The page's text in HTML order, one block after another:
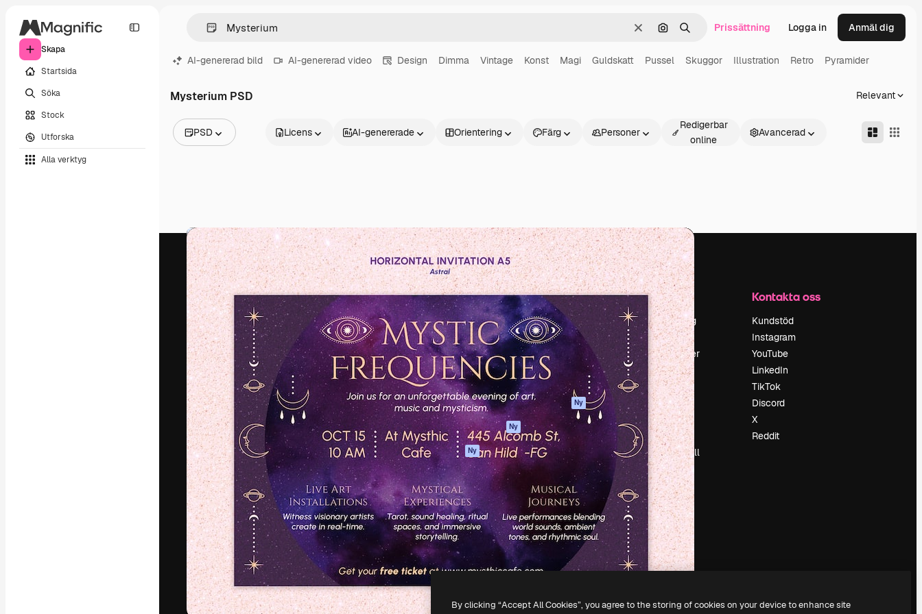
Skapa
Startsida
Söka
Stock
Utforska
Alla verktyg
RensaSök efter bild
Söka Prissättning Logga in Anmäl dig
AI-genererad bild AI-genererad video Design Dimma Vintage Konst Magi Guldskatt Pussel Skuggor Illustration Retro Pyramider
Mysterium PSD Relevant
PSD
Videor
Filmmaterial
Rörlig grafik
Videomallar
Ikoner
3D-modeller
Teckensnitt
Licens AI-genererade Orientering Färg Personer
Redigerbar
online
Avancerad
Den kreativa plattformen för att förverkliga
ditt bästa arbete. Mer än 1 miljon
prenumeranter bland kreatörer, företag,
byråer och studior.
Svenska
Produkter
Spaces
AI-assistent
AI-bildgenerator
AI-videogenerator
AI-röstgenerator
Stock-innehåll
MCP för
Claude/ChatGPT
Ny
Agenter Ny
API
Mobilapp
Alla Magnific-
verktyg
Kom igång
Academy
Dokumentation
Support
Användarvillkor
Integritetspolicy
Original
Ny
Cookies policy
Förtroendecenter
Affiliates
Företag
Prissättning
Om oss
Recensioner
Karriär
Söktrender
Blogg
Händelser
Slidesgo
Sälj innehåll
Pressrum
Söker efter
magnific.ai
Kontakta oss
Kundstöd
Instagram
YouTube
LinkedIn
TikTok
Discord
X
Reddit
Copyright © 2010-2026Freepik Company S.L.U.Alla rättigheter reserverade
By clicking “Accept All Cookies”, you agree to the storing of cookies on your device to enhance site